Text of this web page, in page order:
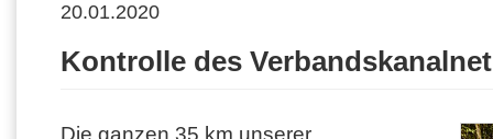
20.01.2020
Kontrolle des
Die ganzen 35 km unserer